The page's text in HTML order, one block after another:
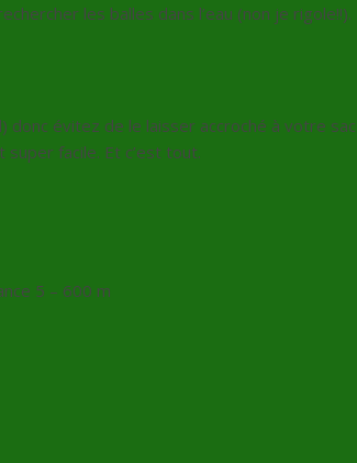
les balles dans l’eau (non je rigole!!).
donc évitez de le laisser accroché à votre sac
facile. Et c’est tout.
5 – 600 m